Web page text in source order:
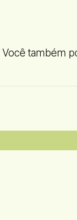
Você também